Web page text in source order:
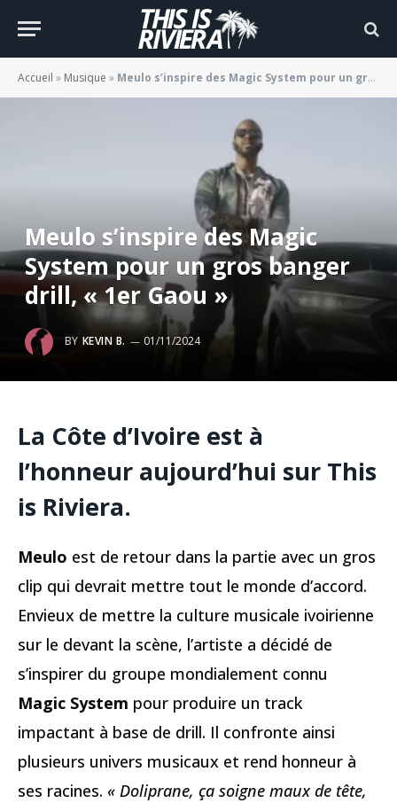
Accueil » Musique » Meulo s’inspire des Magic System pour un gros banger drill, « 1er Gaou »
Meulo s’inspire des Magic
System pour un gros banger
drill, « 1er Gaou »
BY KEVIN B. 01/11/2024
La Côte d’Ivoire est à
l’honneur aujourd’hui sur This
is Riviera.
Meulo est de retour dans la partie avec un gros
clip qui devrait mettre tout le monde d’accord.
Envieux de mettre la culture musicale ivoirienne
sur le devant la scène, l’artiste a décidé de
s’inspirer du groupe mondialement connu
Magic System pour produire un track
impactant à base de drill. Il confronte ainsi
plusieurs univers musicaux et rend honneur à
ses racines. « Doliprane, ça soigne maux de tête,